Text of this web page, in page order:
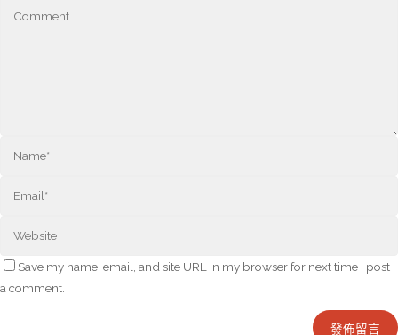
Save my name, email, and site URL in my browser for next time I post
a comment.